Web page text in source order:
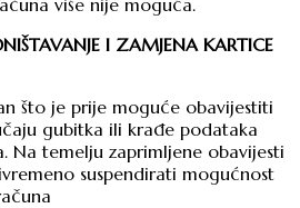
I ZAMJENA KARTICE
što je prije moguće obavijestiti
gubitka ili krađe podataka
Na temelju zaprimljene obavijesti
suspendirati mogućnost